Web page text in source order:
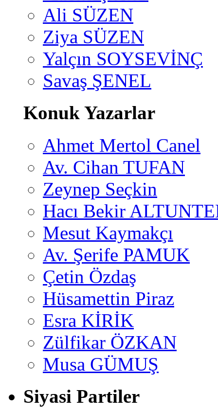
Ali SÜZEN
Ziya SÜZEN
Yalçın SOYSEVİNÇ
Savaş ŞENEL
Konuk Yazarlar
Ahmet Mertol Canel
Av. Cihan TUFAN
Zeynep Seçkin
Hacı Bekir
Mesut Kaymakçı
Av. Şerife PAMUK
Çetin Özdaş
Hüsamettin Piraz
Esra KİRİK
Zülfikar ÖZKAN
Musa GÜMUŞ
Siyasi Partiler